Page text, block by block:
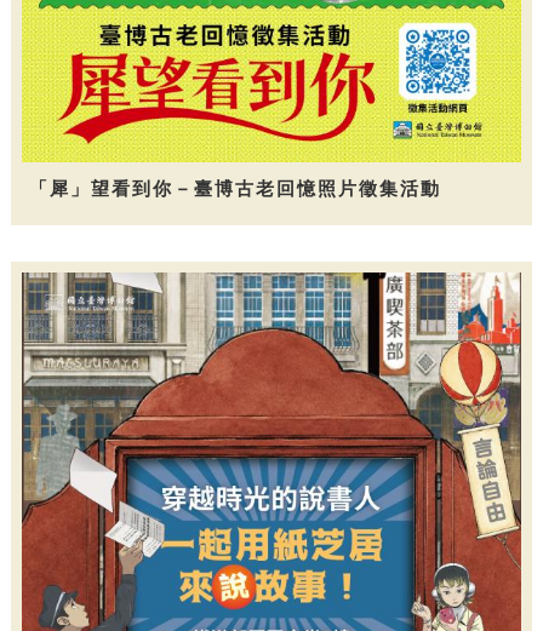
「犀」望看到你－臺博古老回憶照片徵集活動